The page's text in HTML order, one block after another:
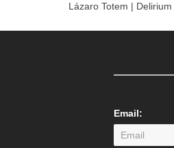
Lázaro Totem |
Email: